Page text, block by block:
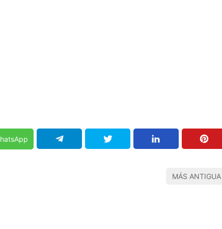
MÁS ANTIGUA